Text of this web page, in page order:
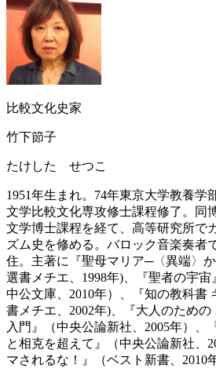
比較文化史家
竹下節子
たけした せつこ
1951年生まれ。74年東京大学教養学
文学比較文化専攻修士課程修了。同
文学博士課程を経て、高等研究所で
ズム史を修める。バロック音楽奏者
住。主著に『聖母マリア─〈異端〉
選書メチエ、1998年)、『聖者の宇
中公文庫、2010年）、『知の教科書
書メチエ、2002年)、『大人のための
入門』（中央公論新社、2005年）
と相克を超えて』（中央公論新社、
マされるな！』（ベスト新書、2010